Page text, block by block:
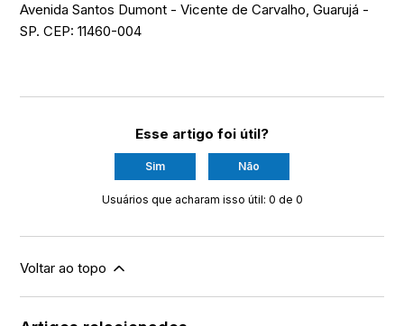
Avenida Santos Dumont - Vicente de Carvalho, Guarujá -
SP. CEP: 11460-004
Esse artigo foi útil?
Sim Não
Usuários que acharam isso útil: 0 de 0
Voltar ao topo